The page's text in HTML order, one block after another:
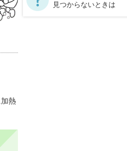
熱
見つからないときは